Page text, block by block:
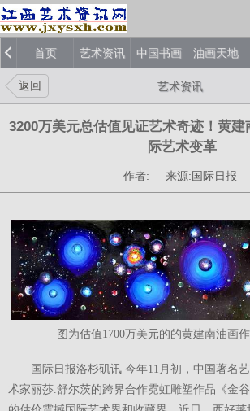
首页 艺术资讯 中国书画 油画天地
返回 艺术资讯
3200万美元总估值见证艺术奇迹！黄建
际艺术变革
作者: 来源:国际日报
图为估值1700万美元的的黄建南油画作
国际日报洛杉矶讯 今年11月初，中国著名
术家丽莎.舒尔茨的跨界合作霓虹雕塑作品《金